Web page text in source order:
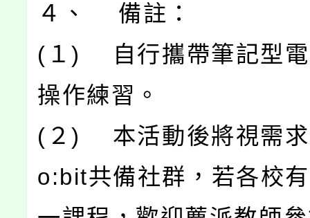
４、 備註：
(１) 自行攜帶筆記型電
操作練習。
(２) 本活動後將視需
o:bit共備社群，若各校